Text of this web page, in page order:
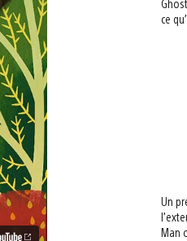
ce
Un
Man